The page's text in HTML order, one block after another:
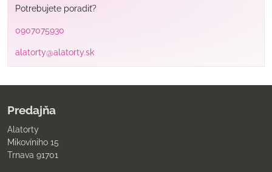
Potrebujete poradiť?
0907075930
alatorty@alatorty.sk
Predajňa
Alatorty
Mikovíniho 15
Trnava 91701